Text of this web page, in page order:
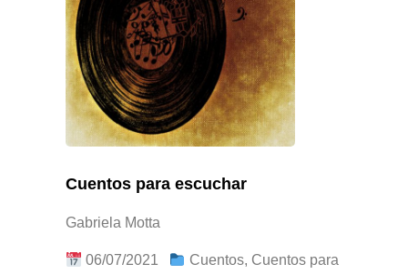
Cuentos para escuchar
Gabriela Motta
06/07/2021 Cuentos, Cuentos para